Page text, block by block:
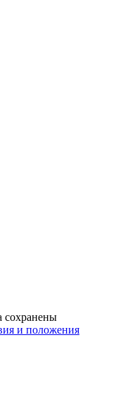
сохранены
и положения